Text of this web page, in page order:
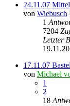
24.11.07
von Wiebusch
1
7204
Letzter
17.11.07
von Michael
1
2
18